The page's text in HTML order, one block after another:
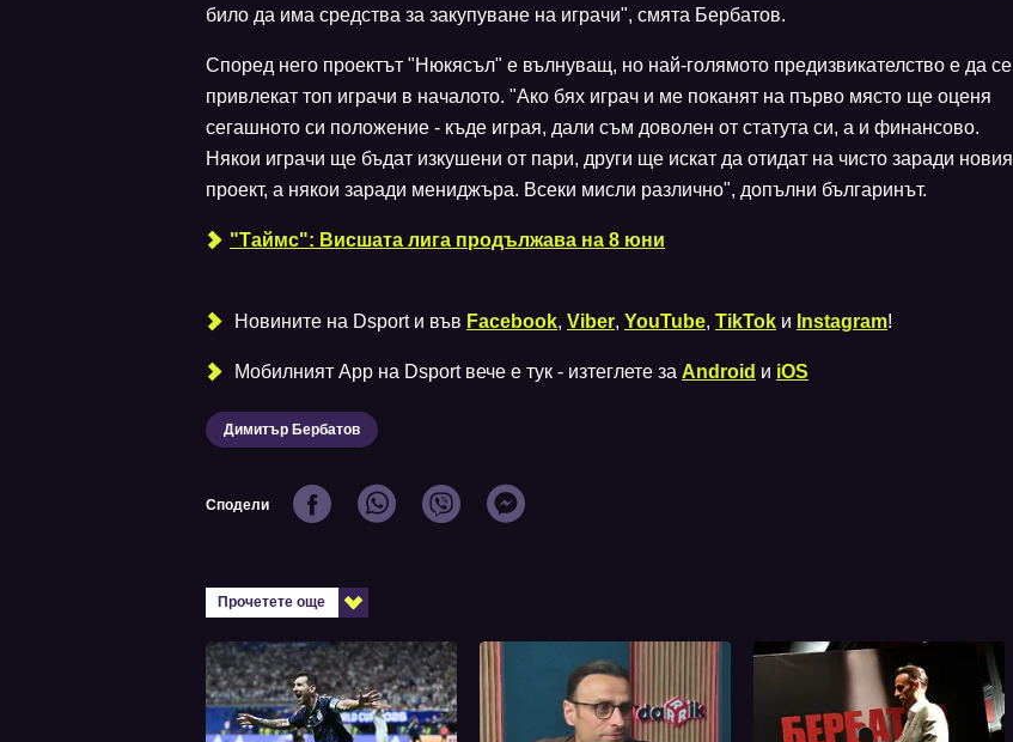
било да има средства за закупуване на играчи", смята Бербатов.
Според него проектът "Нюкясъл" е вълнуващ, но най-голямото предизвикателство е да се
привлекат топ играчи в началото. "Ако бях играч и ме поканят на първо място ще оценя
сегашното си положение - къде играя, дали съм доволен от статута си, а и финансово.
Някои играчи ще бъдат изкушени от пари, други ще искат да отидат на чисто заради новия
проект, а някои заради мениджъра. Всеки мисли различно", допълни българинът.
"Таймс": Висшата лига продължава на 8 юни
Новините на Dsport и във Facebook, Viber, YouTube, TikTok и Instagram!
Мобилният Аpp на Dsport вече е тук - изтеглете за Android и iOS
Димитър Бербатов
Сподели
Прочетете още